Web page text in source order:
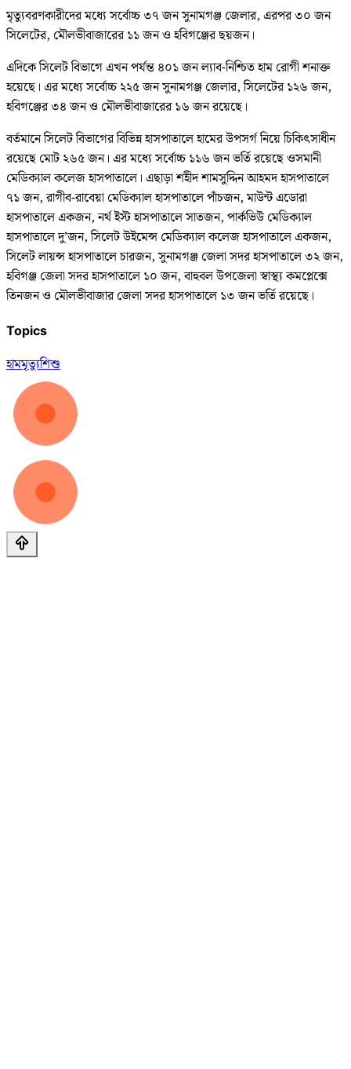
মৃত্যুবরণকারীদের মধ্যে সর্বোচ্চ ৩৭ জন সুনামগঞ্জ জেলার, এরপর ৩০ জন
সিলেটের, মৌলভীবাজারের ১১ জন ও হবিগঞ্জের ছয়জন।
এদিকে সিলেট বিভাগে এখন পর্যন্ত ৪০১ জন ল্যাব-নিশ্চিত হাম রোগী শনাক্ত
হয়েছে। এর মধ্যে সর্বোচ্চ ২২৫ জন সুনামগঞ্জ জেলার, সিলেটের ১২৬ জন,
হবিগঞ্জের ৩৪ জন ও মৌলভীবাজারের ১৬ জন রয়েছে।
বর্তমানে সিলেট বিভাগের বিভিন্ন হাসপাতালে হামের উপসর্গ নিয়ে চিকিৎসাধীন
রয়েছে মোট ২৬৫ জন। এর মধ্যে সর্বোচ্চ ১১৬ জন ভর্তি রয়েছে ওসমানী
মেডিক্যাল কলেজ হাসপাতালে। এছাড়া শহীদ শামসুদ্দিন আহমদ হাসপাতালে
৭১ জন, রাগীব-রাবেয়া মেডিক্যাল হাসপাতালে পাঁচজন, মাউন্ট এডোরা
হাসপাতালে একজন, নর্থ ইস্ট হাসপাতালে সাতজন, পার্কভিউ মেডিক্যাল
হাসপাতালে দু’জন, সিলেট উইমেন্স মেডিক্যাল কলেজ হাসপাতালে একজন,
সিলেট লায়ন্স হাসপাতালে চারজন, সুনামগঞ্জ জেলা সদর হাসপাতালে ৩২ জন,
হবিগঞ্জ জেলা সদর হাসপাতালে ১০ জন, বাহুবল উপজেলা স্বাস্থ্য কমপ্লেক্সে
তিনজন ও মৌলভীবাজার জেলা সদর হাসপাতালে ১৩ জন ভর্তি রয়েছে।
Topics
হামমৃত্যুশিশু